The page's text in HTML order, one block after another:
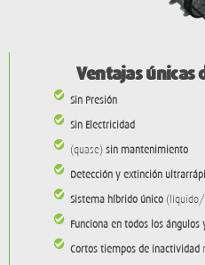
Sin Presión
Sin Electricidad
(quase)sin mantenimiento
Detección y extinción
Sistema híbrido único (líquido/
Funciona en todos los ángulos
Cortos tiempos de inactividad
(cada 10 años)